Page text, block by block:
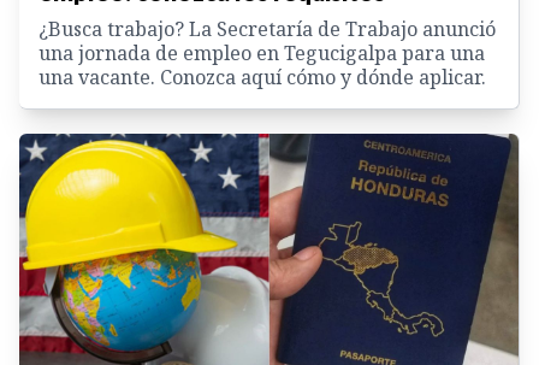
¿Busca trabajo? La Secretaría de Trabajo anunció
una jornada de empleo en Tegucigalpa para una
una vacante. Conozca aquí cómo y dónde aplicar.